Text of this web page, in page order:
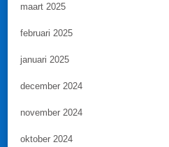
maart 2025
februari 2025
januari 2025
december 2024
november 2024
oktober 2024